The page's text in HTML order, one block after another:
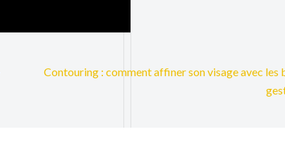
Contouring : comment affiner son visage avec les